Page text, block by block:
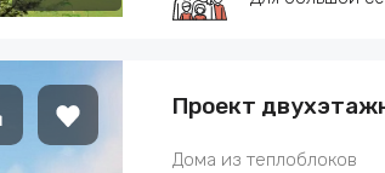
Проект
Дома из теплоблоков